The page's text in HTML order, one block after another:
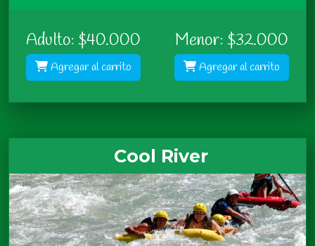
Adulto: $40.000
Agregar al carrito
Menor: $32.000
Agregar al carrito
Cool River